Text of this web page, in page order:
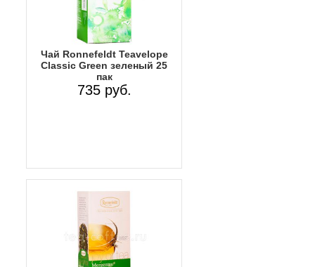
Чай Ronnefeldt Teavelope
Classic Green зеленый 25
пак
735 руб.